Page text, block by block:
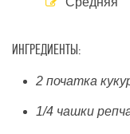
ИНГРЕДИЕНТЫ:
2 початка
1/4 чашки